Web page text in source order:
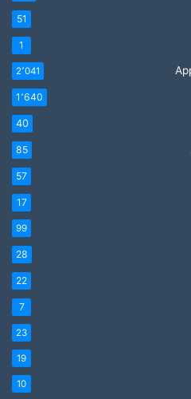
51
1
2٬041
1٬640
40
85
57
17
99
28
22
7
23
19
10